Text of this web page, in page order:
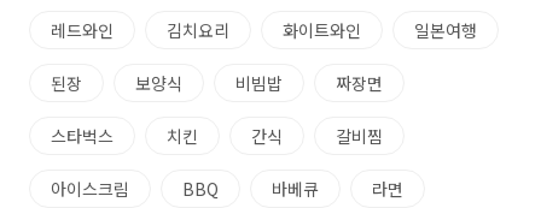
레드와인 김치요리 화이트와인 일본여행
된장 보양식 비빔밥 짜장면
스타벅스 치킨 간식 갈비찜
아이스크림 BBQ 바베큐 라면